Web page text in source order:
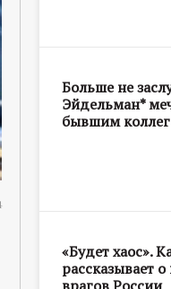
Больше не
Эйдельман*
бывшим
«Будет хаос».
рассказывает
врагов России